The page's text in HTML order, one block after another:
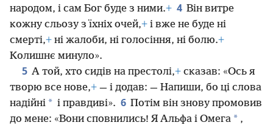
народом, і сам Бог буде з ними.+ 4 Він витре
кожну сльозу з їхніх очей,+ і вже не буде ні
смерті,+ ні жалоби, ні голосіння, ні болю.+
Колишнє минуло».
5 А той, хто сидів на престолі,+ сказав: «Ось я
творю все нове,+ — і додав: — Напиши, бо ці слова
надійні * і правдиві». 6 Потім він знову промовив
до мене: «Вони сповнились! Я Альфа і Омега * ,